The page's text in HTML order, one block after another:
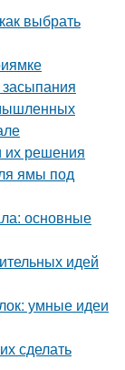
выбрать
их решения
ямы под
основные
идей
умные идеи
сделать